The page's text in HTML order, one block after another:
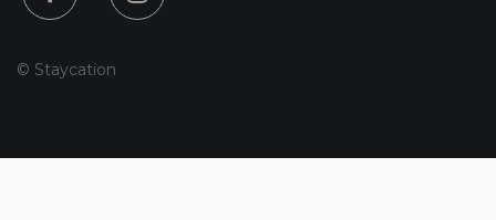
© Staycation